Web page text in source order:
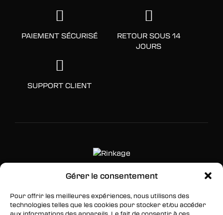
Gérer le consentement
Pour offrir les meilleures expériences, nous utilisons des
technologies telles que les cookies pour stocker et/ou accéder
PAIEMENT SÉCURISÉ
RETOUR SOUS 14
JOURS
SUPPORT CLIENT
Facebook